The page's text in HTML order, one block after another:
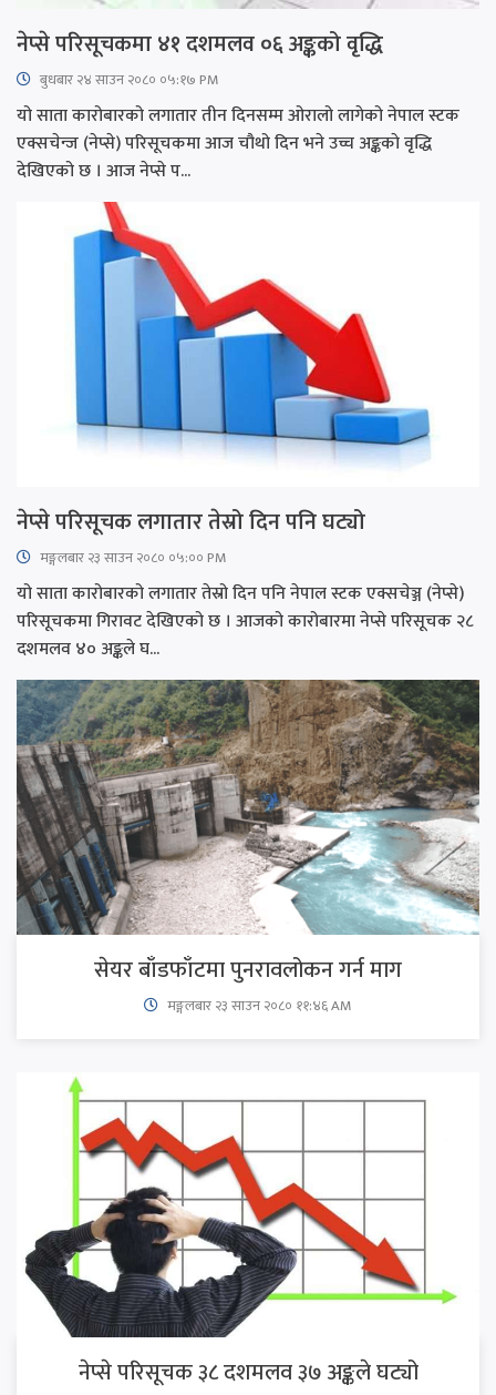
नेप्से परिसूचकमा ४१ दशमलव ०६ अङ्कको वृद्धि
बुधबार २४ साउन २०८० ०५:१७ PM
यो साता कारोबारको लगातार तीन दिनसम्म ओरालो लागेको नेपाल स्टक
एक्सचेन्ज (नेप्से) परिसूचकमा आज चौथो दिन भने उच्च अङ्ककाे वृद्धि
देखिएको छ । आज नेप्से प...
नेप्से परिसूचक लगातार तेस्रो दिन पनि घट्यो
मङ्गलबार २३ साउन २०८० ०५:०० PM
यो साता कारोबारको लगातार तेस्रो दिन पनि नेपाल स्टक एक्सचेञ्ज (नेप्से)
परिसूचकमा गिरावट देखिएको छ । आजको कारोबारमा नेप्से परिसूचक २८
दशमलव ४० अङ्कले घ...
सेयर बाँडफाँटमा पुनरावलोकन गर्न माग
मङ्गलबार २३ साउन २०८० ११:४६ AM
नेप्से परिसूचक ३८ दशमलव ३७ अङ्कले घट्यो